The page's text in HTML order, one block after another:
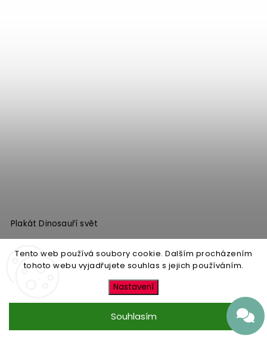
Tento web používá soubory cookie. Dalším procházením
tohoto webu vyjadřujete souhlas s jejich používáním.
Nastavení
Souhlasím
Plakát Dinosauří svět
249 Kč